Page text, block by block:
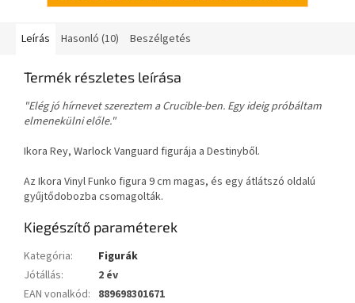
Leírás Hasonló (10) Beszélgetés
Termék részletes leírása
"Elég jó hírnevet szereztem a Crucible-ben. Egy ideig próbáltam
elmenekülni előle."
Ikora Rey, Warlock Vanguard figurája a Destinyből.
Az Ikora Vinyl Funko figura 9 cm magas, és egy átlátszó oldalú
gyűjtődobozba csomagolták.
Kiegészítő paraméterek
Kategória:
Figurák
Jótállás:
2 év
EAN vonalkód: 889698301671